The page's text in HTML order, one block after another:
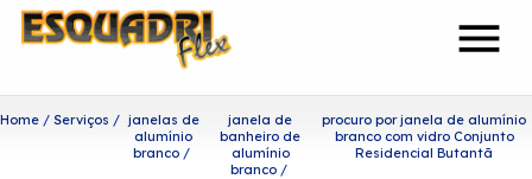
menu
Home Serviços
janelas de
alumínio
branco
janela de
banheiro de
alumínio
branco
procuro por janela de alumínio
branco com vidro Conjunto
Residencial Butantã